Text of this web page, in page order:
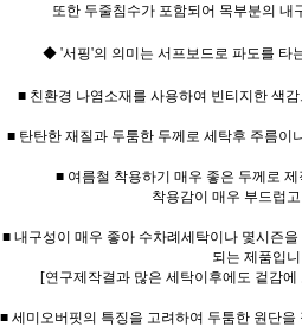
또한 두줄침수가 포함되어 목부분의 내
◆ '서핑'의 의미는 서프보드로 파도를 타
■ 친환경 나염소재를 사용하여 빈티지한 색
■ 탄탄한 재질과 두툼한 두께로 세탁후 주름이
■ 여름철 착용하기 매우 좋은 두께로
착용감이 매우 부드럽
■ 내구성이 매우 좋아 수차례세탁이나 몇시즌
되는 제품입니
[연구제작결과 많은 세탁이후에도 겉감
■ 세미오버핏의 특징을 고려하여 두툼한 원단